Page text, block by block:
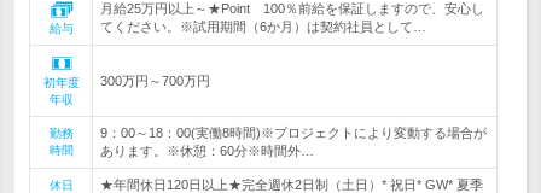
給与
月給25万円以上～★Point 100％前給を保証しますので、安心し
てください。※試用期間（6か月）は契約社員として…
初年度
年収
300万円～700万円
勤務
時間
9：00～18：00(実働8時間)※プロジェクトにより変動する場合が
あります。※休憩：60分※時間外…
休日
★年間休日120日以上★完全週休2日制（土日）* 祝日* GW* 夏季